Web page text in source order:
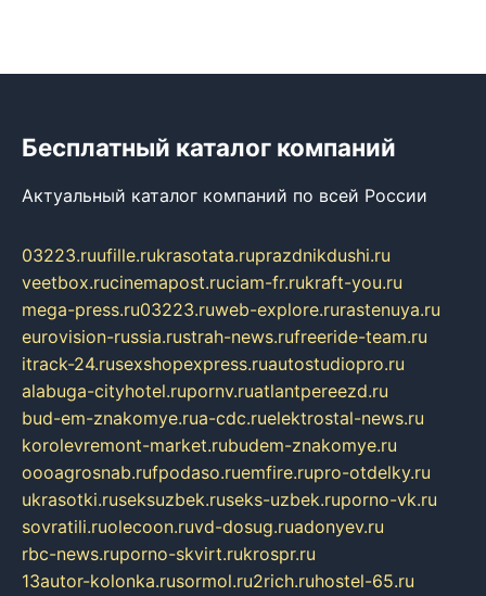
Бесплатный каталог компаний
Актуальный каталог компаний по всей России
03223.ruufille.rukrasotata.ruprazdnikdushi.ru
veetbox.rucinemapost.ruciam-fr.rukraft-you.ru
mega-press.ru03223.ruweb-explore.rurastenuya.ru
eurovision-russia.rustrah-news.rufreeride-team.ru
itrack-24.rusexshopexpress.ruautostudiopro.ru
alabuga-cityhotel.rupornv.ruatlantpereezd.ru
bud-em-znakomye.rua-cdc.ruelektrostal-news.ru
korolevremont-market.rubudem-znakomye.ru
oooagrosnab.rufpodaso.ruemfire.rupro-otdelky.ru
ukrasotki.ruseksuzbek.ruseks-uzbek.ruporno-vk.ru
sovratili.ruolecoon.ruvd-dosug.ruadonyev.ru
rbc-news.ruporno-skvirt.rukrospr.ru
13autor-kolonka.rusormol.ru2rich.ruhostel-65.ru